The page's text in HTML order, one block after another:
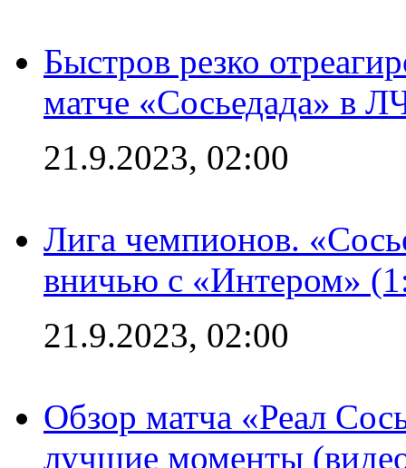
Быстров резко
матче «Сосьедада» в
21.9.2023, 02:00
Лига чемпионов.
вничью с «Интером»
21.9.2023, 02:00
Обзор матча «Реал
лучшие моменты